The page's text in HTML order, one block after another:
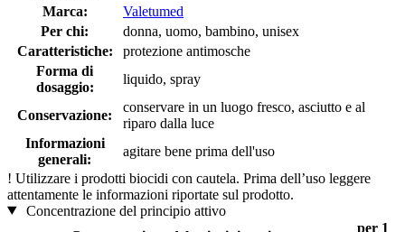
Marca:
Valetumed
Per chi:
donna, uomo, bambino, unisex
Caratteristiche:
protezione antimosche
Forma di
dosaggio:
liquido, spray
Conservazione:
conservare in un luogo fresco, asciutto e al
riparo dalla luce
Informazioni
generali:
agitare bene prima dell'uso
! Utilizzare i prodotti biocidi con cautela. Prima dell’uso leggere
attentamente le informazioni riportate sul prodotto.
Concentrazione del principio attivo
per 1